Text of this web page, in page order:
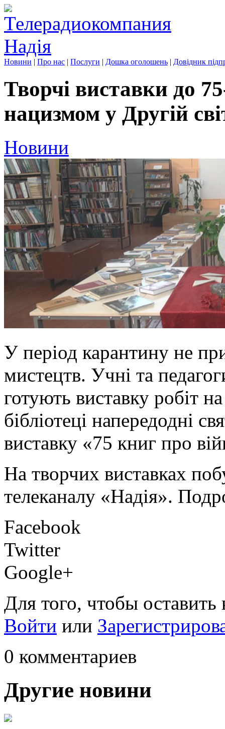
Новини | Про нас | Послуги | Дошка оголошень | Довідник
Творчі виставки до
нацизмом у Другій
Новини
У період карантину не
мистецтв. Учні та
готують виставку робіт
бібліотеці напередодні
виставку «75 книг про
На творчих виставках
телеканалу «Надія».
Facebook
Twitter
Google+
Для того, чтобы
Войти или
0 комментариев
Другие новини